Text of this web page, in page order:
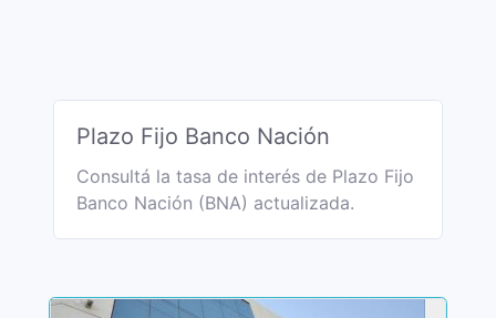
Plazo Fijo Banco Nación
Consultá la tasa de interés de Plazo Fijo
Banco Nación (BNA) actualizada.